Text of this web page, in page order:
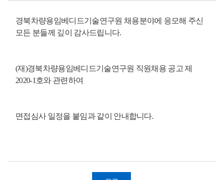
경북차량용임베디드기술연구원 채용분야에 응모해 주신
모든 분들께 깊이 감사드립니다.
(재)경북차량용임베디드기술연구원 직원채용 공고 제
2020-1호와 관련하여
면접심사 일정을 붙임과 같이 안내합니다.